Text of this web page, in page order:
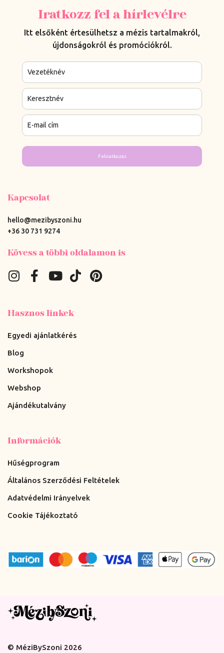
Iratkozz fel a hírlevélre
Itt elsőként értesülhetsz a mézis tartalmakról,
újdonságokról és promóciókról.
Feliratkozás
Kapcsolat
hello@mezibyszoni.hu
+36 30 731 9274
Kövess a többi oldalamon is
Hasznos linkek
Egyedi ajánlatkérés
Blog
Workshopok
Webshop
Ajándékutalvány
Információk
Hűségprogram
Általános Szerződési Feltételek
Adatvédelmi Irányelvek
Cookie Tájékoztató
© MéziBySzoni 2026